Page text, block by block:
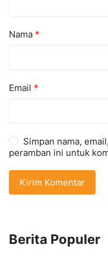
Nama *
Email *
Simpan nama,
peramban ini untuk
Berita Populer